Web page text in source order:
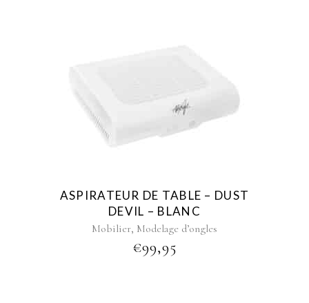
ASPIRATEUR DE TABLE – DUST
DEVIL – BLANC
Mobilier, Modelage d’ongles
€99,95